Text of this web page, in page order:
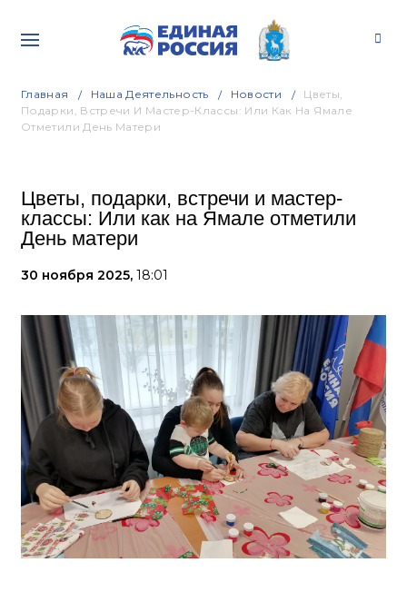
Главная Наша Деятельность Новости
Цветы,
Подарки, Встречи И Мастер-Классы: Или Как На Ямале
Отметили День Матери
Цветы, подарки, встречи и мастер-
классы: Или как на Ямале отметили
День матери
30 ноября 2025, 18:01